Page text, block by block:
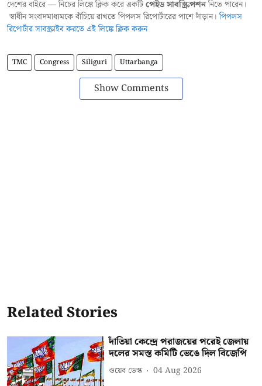
দেশের বাইরে — নিচের লিঙ্কে ক্লিক করে একটিপেইড সাবস্ক্রিপশননিতে পারেন।
স্বাধীন সংবাদমাধ্যমকে বাঁচিয়ে রাখতে পিপলস রিপোর্টারের পাশে দাঁড়ান।পিপলস
রিপোর্টার সাবস্ক্রাইব করতে এই লিঙ্কে ক্লিক করুন
TMC Congress Siliguri Uttarbanga
Show Comments
Related Stories
দাঁতিয়া কেন্দ্রে পরাজয়ের পরেই জেলায়
দলের সমস্ত কমিটি ভেঙে দিল বিজেপি
ওয়েব ডেস্ক 04 Aug 2026